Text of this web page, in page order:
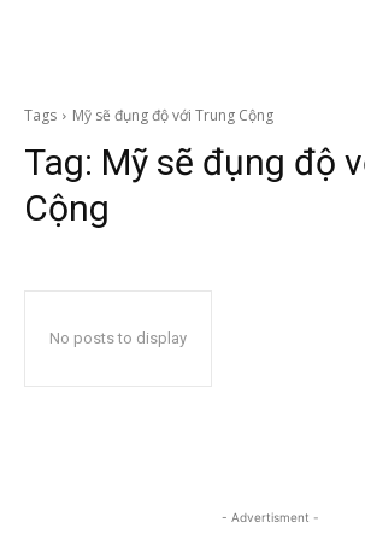
Tags Mỹ sẽ đụng độ với Trung Cộng
Tag: Mỹ sẽ đụng độ
Cộng
No posts to display
- Advertisment -